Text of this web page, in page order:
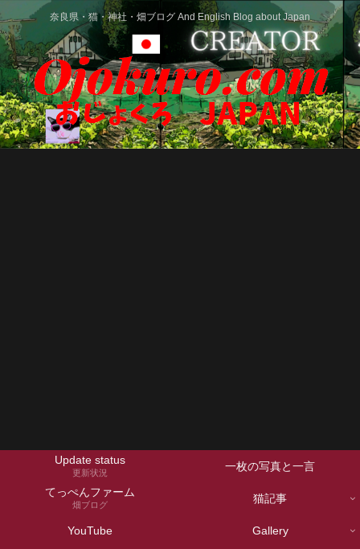
奈良県・猫・神社・畑ブログ And English Blog about Japan
Update status
更新状況
一枚の写真と一言
てっぺんファーム
畑ブログ 猫記事
YouTube
Gallery